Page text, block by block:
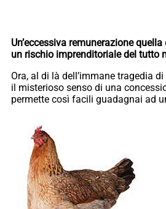
Un’eccessiva remunerazione
un rischio imprenditoriale del tutto
Ora, al di là dell’immane tragedia di
il misterioso senso di una
permette così facili guadagnai ad